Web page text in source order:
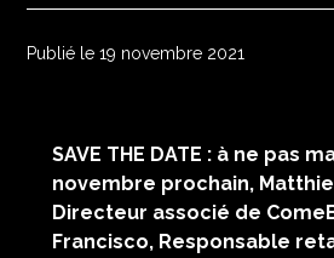
Publié le 19 novembre 2021
SAVE THE DATE : à ne pas
novembre prochain,
Directeur associé de
Francisco, Responsable